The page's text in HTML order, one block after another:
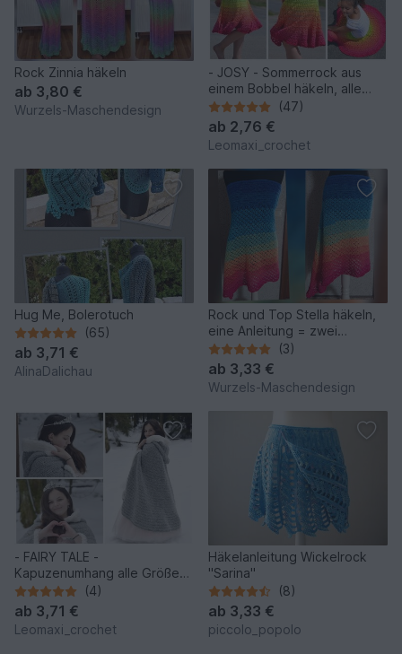
Rock Zinnia häkeln
ab 3,80 €
Wurzels-Maschendesign
- JOSY - Sommerrock aus
einem Bobbel häkeln, alle
Größen ab 74 Kleinkind - 56
Damen, auch anderes
Material möglich
(47)
ab 2,76 €
Leomaxi_crochet
Hug Me, Bolerotuch
(65)
ab 3,71 €
AlinaDalichau
Rock und Top Stella häkeln,
eine Anleitung = zwei
Varianten, Häkelrock,
Häkeltop
(3)
ab 3,33 €
Wurzels-Maschendesign
- FAIRY TALE -
Kapuzenumhang alle Größen
häkeln, Fasching, Karneval
(4)
ab 3,71 €
Leomaxi_crochet
Häkelanleitung Wickelrock
"Sarina"
(8)
ab 3,33 €
piccolo_popolo